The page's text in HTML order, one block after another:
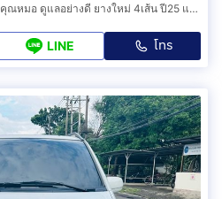
ปี 2012 BENZ VITO 115CDI - รถคุณหมอ ดูแลอย่างดี ยางใหม่ 4เส้น ปี25 แบตเตอรี่เพิ่งเปลี่ยน มีกระจกไฟฟ้าคั่นกลาง จอทีวีป๊อปอัพ วิ่งน้อย รถดูแลดี
LINE โทร